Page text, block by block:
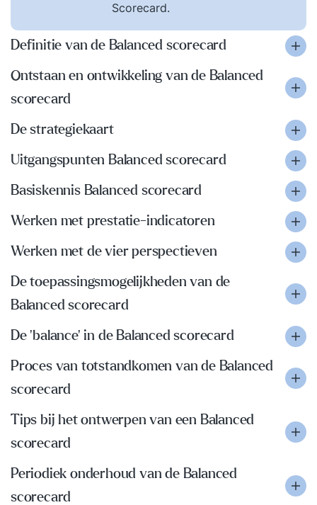
Scorecard.
Definitie van de Balanced scorecard
Ontstaan en ontwikkeling van de Balanced
scorecard
De strategiekaart
Uitgangspunten Balanced scorecard
Basiskennis Balanced scorecard
Werken met prestatie-indicatoren
Werken met de vier perspectieven
De toepassingsmogelijkheden van de
Balanced scorecard
De 'balance' in de Balanced scorecard
Proces van totstandkomen van de Balanced
scorecard
Tips bij het ontwerpen van een Balanced
scorecard
Periodiek onderhoud van de Balanced
scorecard